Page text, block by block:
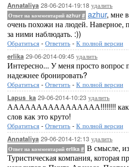
Annataliya 28-06-2014-19:18 удалить
Ответ на комментарий azhur # azhur, мне
очень похожи на людей. Наверное,
за ними наблюдать. :))
Обратиться - Ответить - К полной версии
erlika 29-06-2014-09:45 удалить
Интересно... У меня просто вопрос
надежнее бронировать?
Обратиться - Ответить - К полной версии
Lapus_ka 29-06-2014-10:23 удалить
АААААААААААААААА!!!!!!!!
слов как это круто!
Обратиться - Ответить - К полной версии
Annataliya 29-06-2014-12:13 удалить
Ответ на комментарий erlika # В смысле,
Туристическая компания, которая